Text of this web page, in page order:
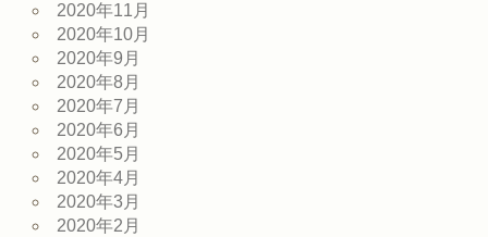
2020年11月
2020年10月
2020年9月
2020年8月
2020年7月
2020年6月
2020年5月
2020年4月
2020年3月
2020年2月